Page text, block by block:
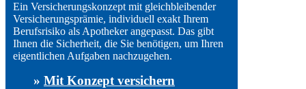
Ein Versicherungskonzept mit gleichbleibender
Versicherungsprämie, individuell exakt Ihrem
Berufsrisiko als Apotheker angepasst. Das gibt
Ihnen die Sicherheit, die Sie benötigen, um Ihren
eigentlichen Aufgaben nachzugehen.
» Mit Konzept versichern